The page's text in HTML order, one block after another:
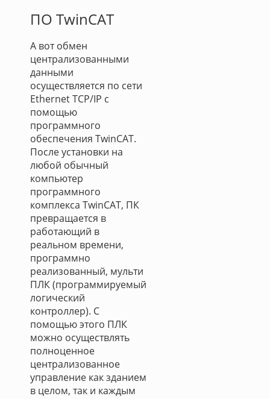
ПО TwinCAT
А вот обмен
централизованными
данными
осуществляется по сети
Ethernet TCP/IP с
помощью
программного
обеспечения TwinCAT.
После установки на
любой обычный
компьютер
программного
комплекса TwinCAT, ПК
превращается в
работающий в
реальном времени,
программно
реализованный, мульти
ПЛК (программируемый
логический
контроллер). С
помощью этого ПЛК
можно осуществлять
полноценное
централизованное
управление как зданием
в целом, так и каждым